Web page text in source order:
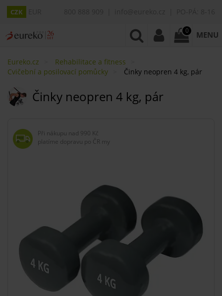
CZK
0 MENU
Eureko.cz
Rehabilitace a fitness
Cvičební a posilovací pomůcky
Činky neopren 4 kg, pár
Činky neopren 4 kg, pár
Při nákupu nad 990 Kč
platíme dopravu po ČR my